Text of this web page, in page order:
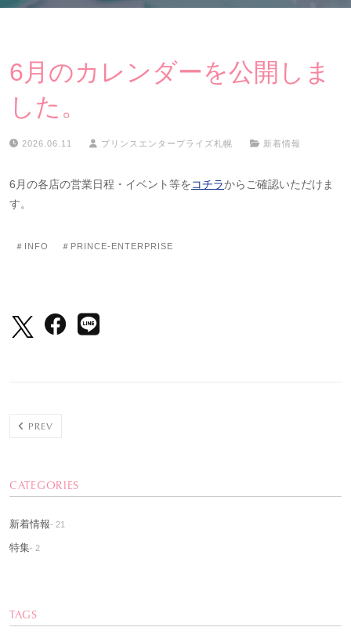
6月のカレンダーを公開しま
した。
2026.06.11 プリンスエンタープライズ札幌 新着情報
6月の各店の営業日程・イベント等をコチラからご確認いただけま
す。
＃INFO ＃PRINCE-ENTERPRISE
PREV
CATEGORIES
新着情報- 21
特集- 2
TAGS